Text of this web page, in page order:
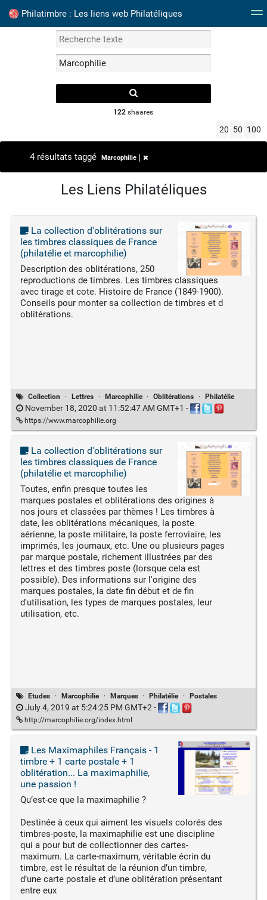
Philatimbre : Les liens web Philatéliques
Mots clefs Catalogue Timbres France
122 shaares
20 50 100
4 résultats taggé Marcophilie
Les Liens Philatéliques
La collection d'oblitérations sur
les timbres classiques de France
(philatélie et marcophilie)
Description des oblitérations, 250
reproductions de timbres. Les timbres classiques
avec tirage et cote. Histoire de France (1849-1900).
Conseils pour monter sa collection de timbres et d
oblitérations.
Collection · Lettres · Marcophilie · Oblitérations · Philatélie
November 18, 2020 at 11:52:47 AM GMT+1 -
https://www.marcophilie.org
La collection d'oblitérations sur
les timbres classiques de France
(philatélie et marcophilie)
Toutes, enfin presque toutes les
marques postales et oblitérations des origines à
nos jours et classées par thèmes ! Les timbres à
date, les oblitérations mécaniques, la poste
aérienne, la poste militaire, la poste ferroviaire, les
imprimés, les journaux, etc. Une ou plusieurs pages
par marque postale, richement illustrées par des
lettres et des timbres poste (lorsque cela est
possible). Des informations sur l'origine des
marques postales, la date fin début et de fin
d'utilisation, les types de marques postales, leur
utilisation, etc.
Etudes · Marcophilie · Marques · Philatélie · Postales
July 4, 2019 at 5:24:25 PM GMT+2 -
http://marcophilie.org/index.html
Les Maximaphiles Français - 1
timbre + 1 carte postale + 1
oblitération... La maximaphilie,
une passion !
Qu’est-ce que la maximaphilie ?
Destinée à ceux qui aiment les visuels colorés des
timbres-poste, la maximaphilie est une discipline
qui a pour but de collectionner des cartes-
maximum. La carte-maximum, véritable écrin du
timbre, est le résultat de la réunion d’un timbre,
d’une carte postale et d’une oblitération présentant
entre eux